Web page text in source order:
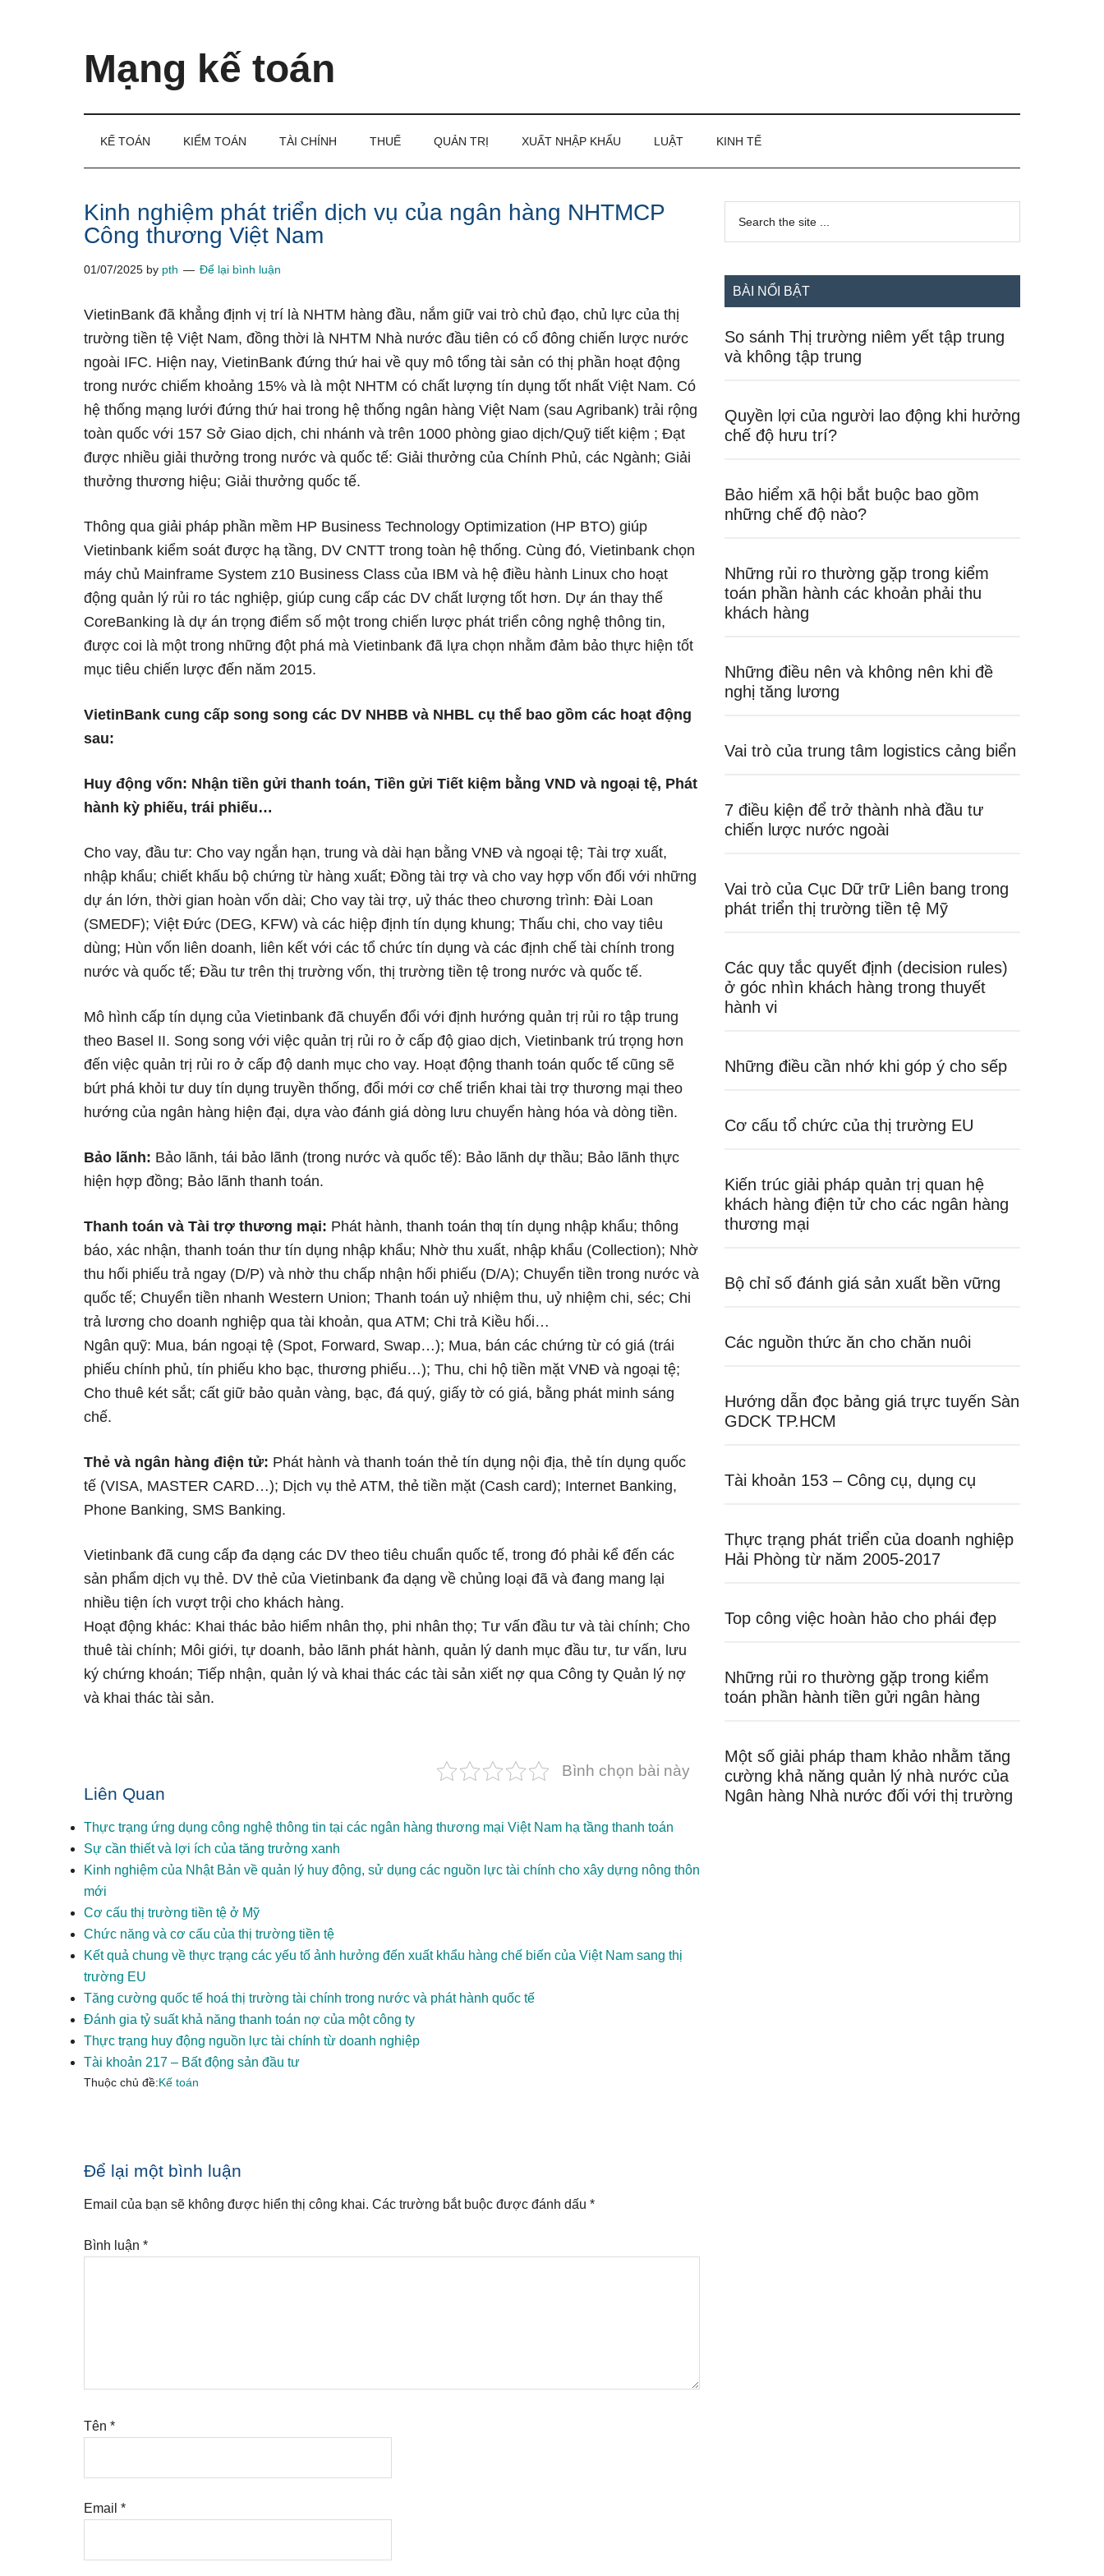
Mạng kế toán
làm
kế
KẾ TOÁN KIỂM TOÁN TÀI CHÍNH THUẾ QUẢN TRỊ XUẤT NHẬP KHẨU LUẬT KINH TẾ
Kinh nghiệm phát triển dịch vụ của ngân hàng NHTMCP
Công thương Việt Nam
01/07/2025 by pth Để lại bình luận
VietinBank đã khẳng định vị trí là NHTM hàng đầu, nắm giữ vai trò chủ đạo, chủ lực của thị
trường tiền tệ Việt Nam, đồng thời là NHTM Nhà nước đầu tiên có cổ đông chiến lược nước
ngoài IFC. Hiện nay, VietinBank đứng thứ hai về quy mô tổng tài sản có thị phần hoạt động
trong nước chiếm khoảng 15% và là một NHTM có chất lượng tín dụng tốt nhất Việt Nam. Có
hệ thống mạng lưới đứng thứ hai trong hệ thống ngân hàng Việt Nam (sau Agribank) trải rộng
toàn quốc với 157 Sở Giao dịch, chi nhánh và trên 1000 phòng giao dịch/Quỹ tiết kiệm ; Đạt
được nhiều giải thưởng trong nước và quốc tế: Giải thưởng của Chính Phủ, các Ngành; Giải
thưởng thương hiệu; Giải thưởng quốc tế.
Thông qua giải pháp phần mềm HP Business Technology Optimization (HP BTO) giúp
Vietinbank kiểm soát được hạ tầng, DV CNTT trong toàn hệ thống. Cùng đó, Vietinbank chọn
máy chủ Mainframe System z10 Business Class của IBM và hệ điều hành Linux cho hoạt
động quản lý rủi ro tác nghiệp, giúp cung cấp các DV chất lượng tốt hơn. Dự án thay thế
CoreBanking là dự án trọng điểm số một trong chiến lược phát triển công nghệ thông tin,
được coi là một trong những đột phá mà Vietinbank đã lựa chọn nhằm đảm bảo thực hiện tốt
mục tiêu chiến lược đến năm 2015.
VietinBank cung cấp song song các DV NHBB và NHBL cụ thể bao gồm các hoạt động
sau:
Huy động vốn: Nhận tiền gửi thanh toán, Tiền gửi Tiết kiệm bằng VND và ngoại tệ, Phát
hành kỳ phiếu, trái phiếu…
Cho vay, đầu tư: Cho vay ngắn hạn, trung và dài hạn bằng VNĐ và ngoại tệ; Tài trợ xuất,
nhập khẩu; chiết khấu bộ chứng từ hàng xuất; Đồng tài trợ và cho vay hợp vốn đối với những
dự án lớn, thời gian hoàn vốn dài; Cho vay tài trợ, uỷ thác theo chương trình: Đài Loan
(SMEDF); Việt Đức (DEG, KFW) và các hiệp định tín dụng khung; Thấu chi, cho vay tiêu
dùng; Hùn vốn liên doanh, liên kết với các tổ chức tín dụng và các định chế tài chính trong
nước và quốc tế; Đầu tư trên thị trường vốn, thị trường tiền tệ trong nước và quốc tế.
Mô hình cấp tín dụng của Vietinbank đã chuyển đổi với định hướng quản trị rủi ro tập trung
theo Basel II. Song song với việc quản trị rủi ro ở cấp độ giao dịch, Vietinbank trú trọng hơn
đến việc quản trị rủi ro ở cấp độ danh mục cho vay. Hoạt động thanh toán quốc tế cũng sẽ
bứt phá khỏi tư duy tín dụng truyền thống, đổi mới cơ chế triển khai tài trợ thương mại theo
hướng của ngân hàng hiện đại, dựa vào đánh giá dòng lưu chuyển hàng hóa và dòng tiền.
Bảo lãnh: Bảo lãnh, tái bảo lãnh (trong nước và quốc tế): Bảo lãnh dự thầu; Bảo lãnh thực
hiện hợp đồng; Bảo lãnh thanh toán.
Thanh toán và Tài trợ thương mại: Phát hành, thanh toán thƣ tín dụng nhập khẩu; thông
báo, xác nhận, thanh toán thư tín dụng nhập khẩu; Nhờ thu xuất, nhập khẩu (Collection); Nhờ
thu hối phiếu trả ngay (D/P) và nhờ thu chấp nhận hối phiếu (D/A); Chuyển tiền trong nước và
quốc tế; Chuyển tiền nhanh Western Union; Thanh toán uỷ nhiệm thu, uỷ nhiệm chi, séc; Chi
trả lương cho doanh nghiệp qua tài khoản, qua ATM; Chi trả Kiều hối…
Ngân quỹ: Mua, bán ngoại tệ (Spot, Forward, Swap…); Mua, bán các chứng từ có giá (trái
phiếu chính phủ, tín phiếu kho bạc, thương phiếu…); Thu, chi hộ tiền mặt VNĐ và ngoại tệ;
Cho thuê két sắt; cất giữ bảo quản vàng, bạc, đá quý, giấy tờ có giá, bằng phát minh sáng
chế.
Thẻ và ngân hàng điện tử: Phát hành và thanh toán thẻ tín dụng nội địa, thẻ tín dụng quốc
tế (VISA, MASTER CARD…); Dịch vụ thẻ ATM, thẻ tiền mặt (Cash card); Internet Banking,
Phone Banking, SMS Banking.
Vietinbank đã cung cấp đa dạng các DV theo tiêu chuẩn quốc tế, trong đó phải kể đến các
sản phẩm dịch vụ thẻ. DV thẻ của Vietinbank đa dạng về chủng loại đã và đang mang lại
nhiều tiện ích vượt trội cho khách hàng.
Hoạt động khác: Khai thác bảo hiểm nhân thọ, phi nhân thọ; Tư vấn đầu tư và tài chính; Cho
thuê tài chính; Môi giới, tự doanh, bảo lãnh phát hành, quản lý danh mục đầu tư, tư vấn, lưu
ký chứng khoán; Tiếp nhận, quản lý và khai thác các tài sản xiết nợ qua Công ty Quản lý nợ
và khai thác tài sản.
Bình chọn bài này
Liên Quan
Thực trạng ứng dụng công nghệ thông tin tại các ngân hàng thương mại Việt Nam hạ tầng thanh toán
Sự cần thiết và lợi ích của tăng trưởng xanh
Kinh nghiệm của Nhật Bản về quản lý huy động, sử dụng các nguồn lực tài chính cho xây dựng nông thôn
mới
Cơ cấu thị trường tiền tệ ở Mỹ
Chức năng và cơ cấu của thị trường tiền tệ
Kết quả chung về thực trạng các yếu tố ảnh hưởng đến xuất khẩu hàng chế biến của Việt Nam sang thị
trường EU
Tăng cường quốc tế hoá thị trường tài chính trong nước và phát hành quốc tế
Đánh gia tỷ suất khả năng thanh toán nợ của một công ty
Thực trạng huy động nguồn lực tài chính từ doanh nghiệp
Tài khoản 217 – Bất động sản đầu tư
Thuộc chủ đề:Kế toán
Reader
Interactions
Để lại một bình luận
Email của bạn sẽ không được hiển thị công khai. Các trường bắt buộc được đánh dấu *
Bình luận *
Tên *
Email *
Sidebar
chính
...
BÀI NỔI BẬT
So sánh Thị trường niêm yết tập trung
và không tập trung
Quyền lợi của người lao động khi hưởng
chế độ hưu trí?
Bảo hiểm xã hội bắt buộc bao gồm
những chế độ nào?
Những rủi ro thường gặp trong kiểm
toán phần hành các khoản phải thu
khách hàng
Những điều nên và không nên khi đề
nghị tăng lương
Vai trò của trung tâm logistics cảng biển
7 điều kiện để trở thành nhà đầu tư
chiến lược nước ngoài
Vai trò của Cục Dữ trữ Liên bang trong
phát triển thị trường tiền tệ Mỹ
Các quy tắc quyết định (decision rules)
ở góc nhìn khách hàng trong thuyết
hành vi
Những điều cần nhớ khi góp ý cho sếp
Cơ cấu tổ chức của thị trường EU
Kiến trúc giải pháp quản trị quan hệ
khách hàng điện tử cho các ngân hàng
thương mại
Bộ chỉ số đánh giá sản xuất bền vững
Các nguồn thức ăn cho chăn nuôi
Hướng dẫn đọc bảng giá trực tuyến Sàn
GDCK TP.HCM
Tài khoản 153 – Công cụ, dụng cụ
Thực trạng phát triển của doanh nghiệp
Hải Phòng từ năm 2005-2017
Top công việc hoàn hảo cho phái đẹp
Những rủi ro thường gặp trong kiểm
toán phần hành tiền gửi ngân hàng
Một số giải pháp tham khảo nhằm tăng
cường khả năng quản lý nhà nước của
Ngân hàng Nhà nước đối với thị trường